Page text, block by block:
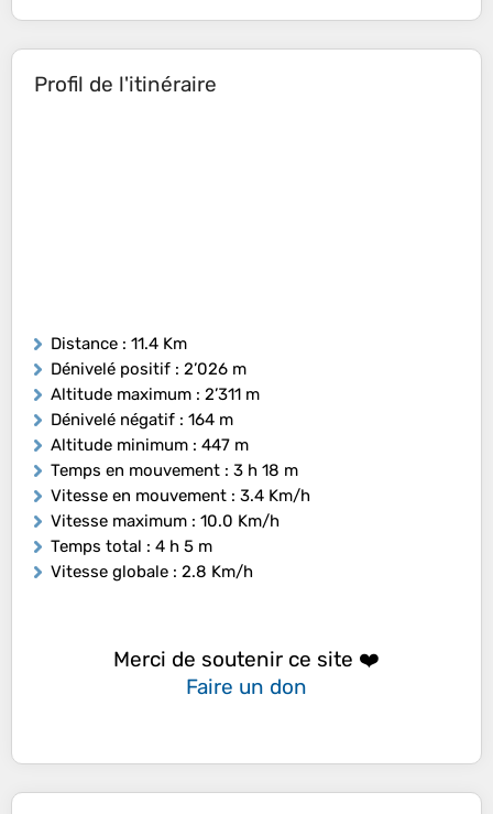
Profil de l'itinéraire
Distance : 11.4 Km
Dénivelé positif : 2’026 m
Altitude maximum : 2’311 m
Dénivelé négatif : 164 m
Altitude minimum : 447 m
Temps en mouvement : 3 h 18 m
Vitesse en mouvement : 3.4 Km/h
Vitesse maximum : 10.0 Km/h
Temps total : 4 h 5 m
Vitesse globale : 2.8 Km/h
Merci de soutenir ce site ❤️
Faire un don